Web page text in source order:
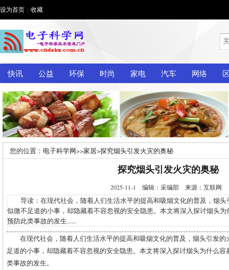
设为首页 收藏
快讯 公益 环保 时尚 家电 汽车 网络
您的位置： 电子科学网>>家居>探究烟头引发火灾的奥秘
探究烟头引发火灾的奥秘
2025-11-1 编辑：采编部 来源：互联网
导读：在现代社会，随着人们生活水平的提高和吸烟文化的普及，烟头
似微不足道的小事，却隐藏着不容忽视的安全隐患。本文将深入探讨烟头
预防此类事故的发生......
在现代社会，随着人们生活水平的提高和吸烟文化的普及，烟头引发
足道的小事，却隐藏着不容忽视的安全隐患。本文将深入探讨烟头为什么
类事故的发生。